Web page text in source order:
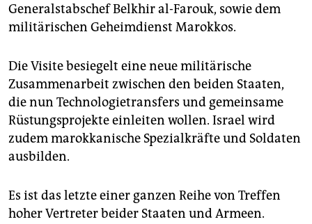
Generalstabschef Belkhir al-Farouk, sowie dem
militärischen Geheimdienst Marokkos.
Die Visite besiegelt eine neue militärische
Zusammenarbeit zwischen den beiden Staaten,
die nun Technologietransfers und gemeinsame
Rüstungsprojekte einleiten wollen. Israel wird
zudem marokkanische Spezialkräfte und Soldaten
ausbilden.
Es ist das letzte einer ganzen Reihe von Treffen
hoher Vertreter beider Staaten und Armeen.